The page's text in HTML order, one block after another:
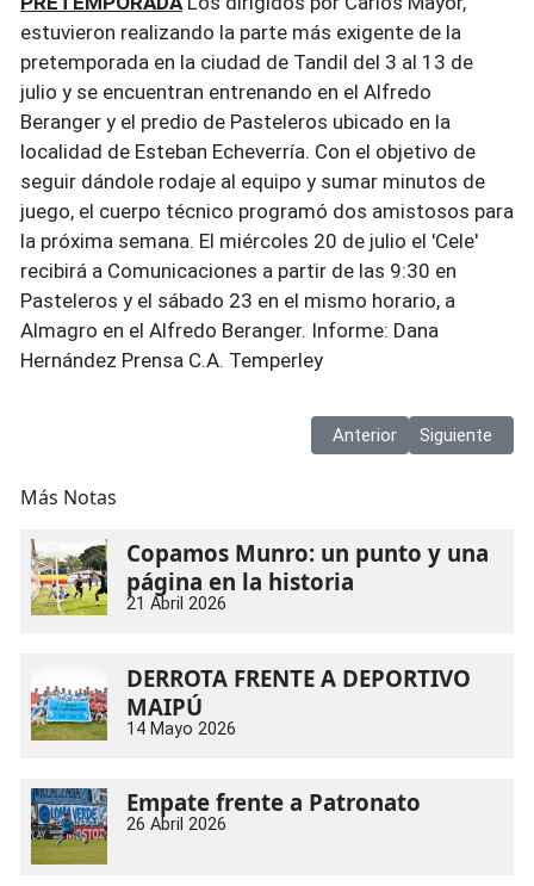
estuvieron realizando la parte más exigente de la
pretemporada en la ciudad de Tandil del 3 al 13 de
julio y se encuentran entrenando en el Alfredo
Beranger y el predio de Pasteleros ubicado en la
localidad de Esteban Echeverría. Con el objetivo de
seguir dándole rodaje al equipo y sumar minutos de
juego, el cuerpo técnico programó dos amistosos para
la próxima semana. El miércoles 20 de julio el 'Cele'
recibirá a Comunicaciones a partir de las 9:30 en
Pasteleros y el sábado 23 en el mismo horario, a
Almagro en el Alfredo Beranger. Informe: Dana
Hernández Prensa C.A. Temperley
Artículo anterior: Fútbol |
Anterior Artículo
Siguiente
Más Notas
Copamos Munro: un punto y una
página en la historia
21 Abril 2026
DERROTA FRENTE A DEPORTIVO
MAIPÚ
14 Mayo 2026
Empate frente a Patronato
26 Abril 2026